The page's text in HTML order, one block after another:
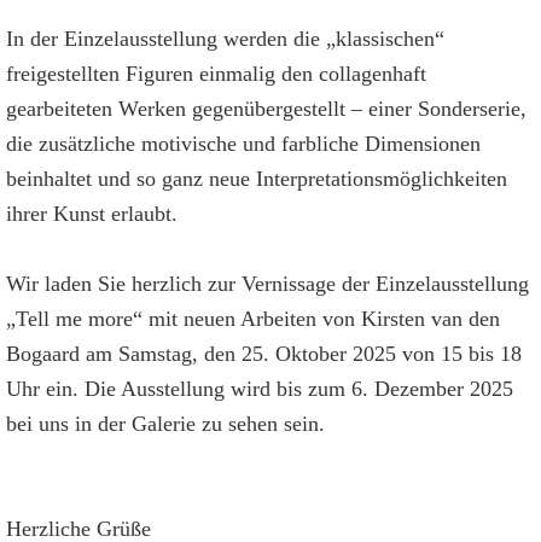
In der Einzelausstellung werden die „klassischen“
freigestellten Figuren einmalig den collagenhaft
gearbeiteten Werken gegenübergestellt – einer Sonderserie,
die zusätzliche motivische und farbliche Dimensionen
beinhaltet und so ganz neue Interpretationsmöglichkeiten
ihrer Kunst erlaubt.
Wir laden Sie herzlich zur Vernissage der Einzelausstellung
„Tell me more“ mit neuen Arbeiten von Kirsten van den
Bogaard am Samstag, den 25. Oktober 2025 von 15 bis 18
Uhr ein. Die Ausstellung wird bis zum 6. Dezember 2025
bei uns in der Galerie zu sehen sein.
Herzliche Grüße